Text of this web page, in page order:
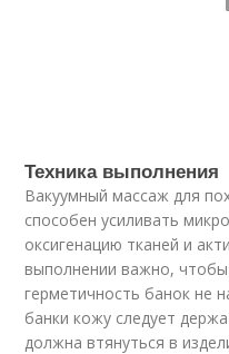
Техника выполнения
Вакуумный массаж для
способен усиливать
оксигенацию тканей и
выполнении важно,
герметичность банок не
банки кожу следует
должна втянуться в